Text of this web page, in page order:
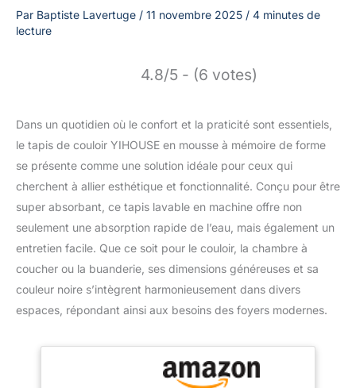
Par Baptiste Lavertuge / 11 novembre 2025 / 4 minutes de
lecture
4.8/5 - (6 votes)
Dans un quotidien où le confort et la praticité sont essentiels,
le tapis de couloir YIHOUSE en mousse à mémoire de forme
se présente comme une solution idéale pour ceux qui
cherchent à allier esthétique et fonctionnalité. Conçu pour être
super absorbant, ce tapis lavable en machine offre non
seulement une absorption rapide de l’eau, mais également un
entretien facile. Que ce soit pour le couloir, la chambre à
coucher ou la buanderie, ses dimensions généreuses et sa
couleur noire s’intègrent harmonieusement dans divers
espaces, répondant ainsi aux besoins des foyers modernes.